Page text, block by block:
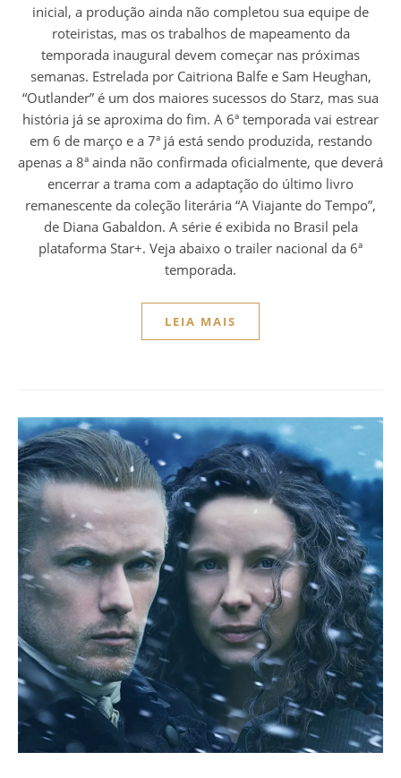
inicial, a produção ainda não completou sua equipe de
roteiristas, mas os trabalhos de mapeamento da
temporada inaugural devem começar nas próximas
semanas. Estrelada por Caitriona Balfe e Sam Heughan,
“Outlander” é um dos maiores sucessos do Starz, mas sua
história já se aproxima do fim. A 6ª temporada vai estrear
em 6 de março e a 7ª já está sendo produzida, restando
apenas a 8ª ainda não confirmada oficialmente, que deverá
encerrar a trama com a adaptação do último livro
remanescente da coleção literária “A Viajante do Tempo”,
de Diana Gabaldon. A série é exibida no Brasil pela
plataforma Star+. Veja abaixo o trailer nacional da 6ª
temporada.
LEIA MAIS